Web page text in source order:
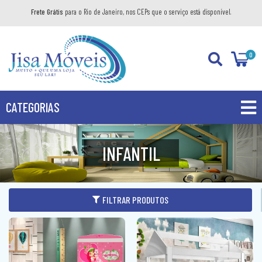
Frete Grátis para o Rio de Janeiro, nos CEPs que o serviço está disponível.
0
CATEGORIAS
PROMOÇÕES
PRODUTOS
BANHEIRO
KIT GABINETE
AÉREO
BALCÃO
DIVERSOS
BANDEJA DECORATIVA
DORMITÓRIO
INFANTIL
FILTRAR PRODUTOS